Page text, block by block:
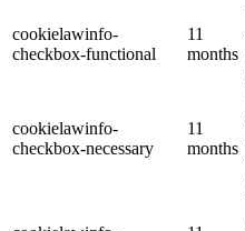
cookielawinfo-
checkbox-functional
11
months
cookielawinfo-
checkbox-necessary
11
months